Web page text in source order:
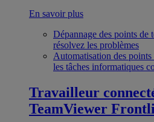
En savoir plus
Dépannage des points de
résolvez les problèmes
Automatisation des points
les tâches informatiques
Travailleur
TeamViewer